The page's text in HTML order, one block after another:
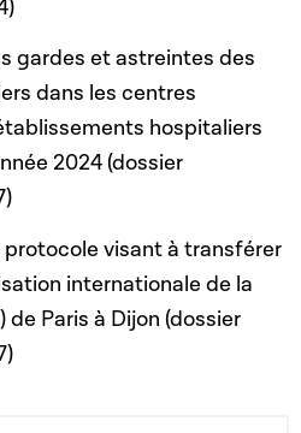
gardes et astreintes des
dans les centres
hospitaliers
2024 (dossier
protocole visant à transférer
internationale de la
de Paris à Dijon (dossier